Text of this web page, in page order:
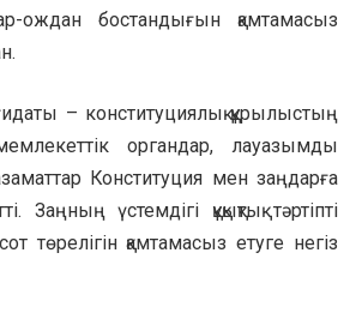
ождан бостандығын қамтамасыз
– конституциялық құрылыстың
органдар, лауазымды
Конституция мен заңдарға
Заңның үстемдігі құқықтық тәртіпті
төрелігін қамтамасыз етуге негіз